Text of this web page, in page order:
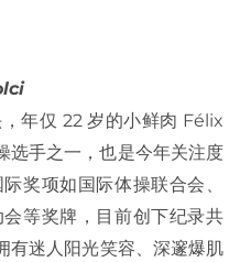
年仅 22 岁的小鲜肉 Félix
选手之一，也是今年关注度
奖项如国际体操联合会、
等奖牌，目前创下纪录共
有迷人阳光笑容、深邃爆肌